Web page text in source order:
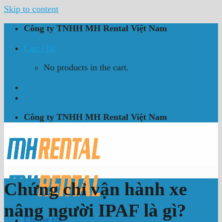
Skip to content
Công ty TNHH MH Rental Việt Nam
Cart / 0₫
No products in the cart.
Công ty TNHH MH Rental Việt Nam
Chứng chỉ vận hành xe
nâng người IPAF là gì?